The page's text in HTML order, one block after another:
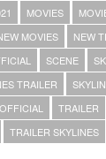
MOVIES
MOVIES NEW
SCENE
TRAILER
TRAILER
TRAILER SKYLINES